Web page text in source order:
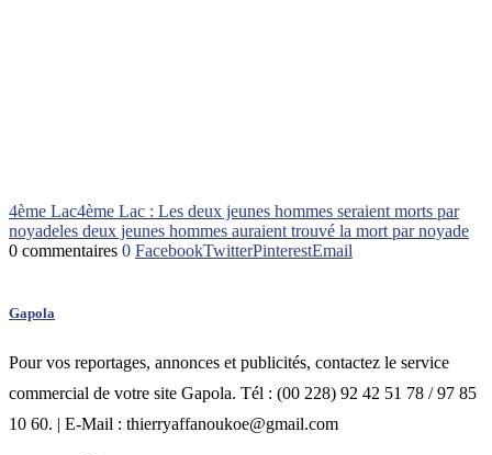
4ème Lac4ème Lac : Les deux jeunes hommes seraient morts par
noyadeles deux jeunes hommes auraient trouvé la mort par noyade
0 commentaires 0 FacebookTwitterPinterestEmail
Gapola
Pour vos reportages, annonces et publicités, contactez le service
commercial de votre site Gapola. Tél : (00 228) 92 42 51 78 / 97 85
10 60. | E-Mail : thierryaffanoukoe@gmail.com